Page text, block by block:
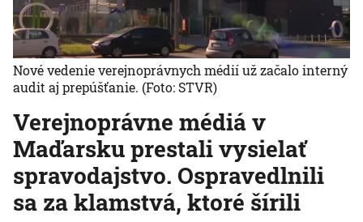
Verejnoprávne médiá v
Maďarsku prestali vysielať
spravodajstvo. Ospravedlnili
sa za klamstvá, ktoré šírili
Nové vedenie verejnoprávnych médií už začalo interný
audit aj prepúšťanie. (Foto: STVR)